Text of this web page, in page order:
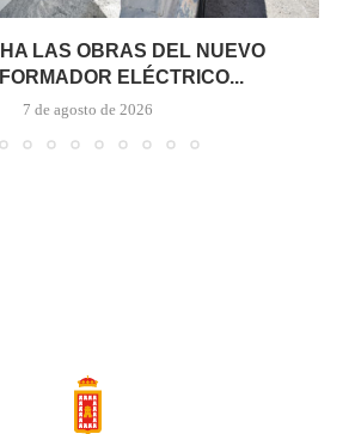
LAS OBRAS DEL NUEVO
ELÉCTRICO...
7 de agosto de 2026